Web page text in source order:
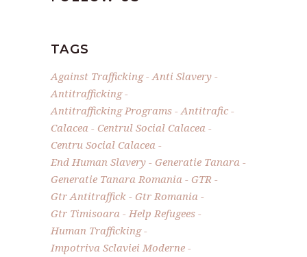
TAGS
Against Trafficking
Anti Slavery
Antitrafficking
Antitrafficking Programs
Antitrafic
Calacea
Centrul Social Calacea
Centru Social Calacea
End Human Slavery
Generatie Tanara
Generatie Tanara Romania
GTR
Gtr Antitraffick
Gtr Romania
Gtr Timisoara
Help Refugees
Human Trafficking
Impotriva Sclaviei Moderne